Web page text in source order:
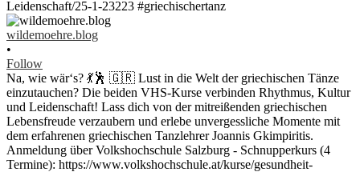
wildemoehre.blog
•
Follow
Na, wie wär‘s? 💃🕺 🇬🇷 Lust in die Welt der griechischen Tänze
einzutauchen? Die beiden VHS-Kurse verbinden Rhythmus, Kultur
und Leidenschaft! Lass dich von der mitreißenden griechischen
Lebensfreude verzaubern und erlebe unvergessliche Momente mit
dem erfahrenen griechischen Tanzlehrer Joannis Gkimpiritis.
Anmeldung über Volkshochschule Salzburg - Schnupperkurs (4
Termine): https://www.volkshochschule.at/kurse/gesundheit-